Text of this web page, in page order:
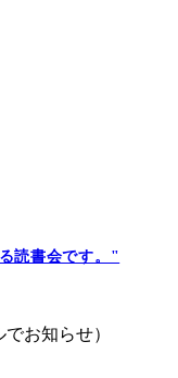
読書会です。"
お知らせ）